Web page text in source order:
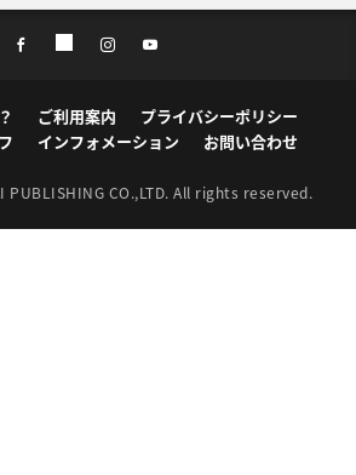
ご利用案内
プライバシーポリシー
インフォメーション お問い合わせ
PUBLISHING CO.,LTD. All rights reserved.